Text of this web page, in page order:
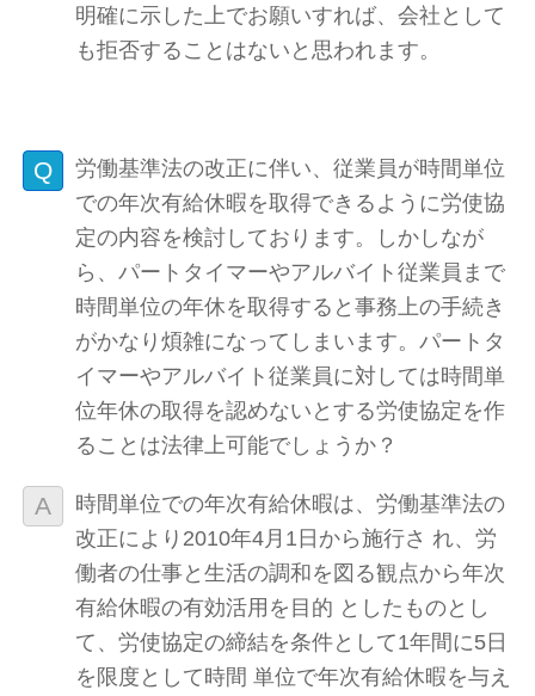
明確に示した上でお願いすれば、会社として
も拒否することはないと思われます。
労働基準法の改正に伴い、従業員が時間単位
での年次有給休暇を取得できるように労使協
定の内容を検討しております。しかしなが
ら、パートタイマーやアルバイト従業員まで
時間単位の年休を取得すると事務上の手続き
がかなり煩雑になってしまいます。パートタ
イマーやアルバイト従業員に対しては時間単
位年休の取得を認めないとする労使協定を作
ることは法律上可能でしょうか？
時間単位での年次有給休暇は、労働基準法の
改正により2010年4月1日から施行さ れ、労
働者の仕事と生活の調和を図る観点から年次
有給休暇の有効活用を目的 としたものとし
て、労使協定の締結を条件として1年間に5日
を限度として時間 単位で年次有給休暇を与え